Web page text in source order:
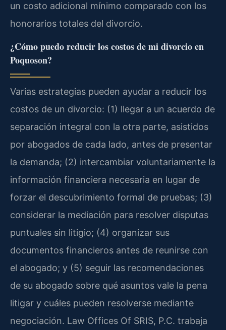
un costo adicional mínimo comparado con los
honorarios totales del divorcio.
¿Cómo puedo reducir los costos de mi divorcio en
Poquoson?
Varias estrategias pueden ayudar a reducir los
costos de un divorcio: (1) llegar a un acuerdo de
separación integral con la otra parte, asistidos
por abogados de cada lado, antes de presentar
la demanda; (2) intercambiar voluntariamente la
información financiera necesaria en lugar de
forzar el descubrimiento formal de pruebas; (3)
considerar la mediación para resolver disputas
puntuales sin litigio; (4) organizar sus
documentos financieros antes de reunirse con
el abogado; y (5) seguir las recomendaciones
de su abogado sobre qué asuntos vale la pena
litigar y cuáles pueden resolverse mediante
negociación. Law Offices Of SRIS, P.C. trabaja